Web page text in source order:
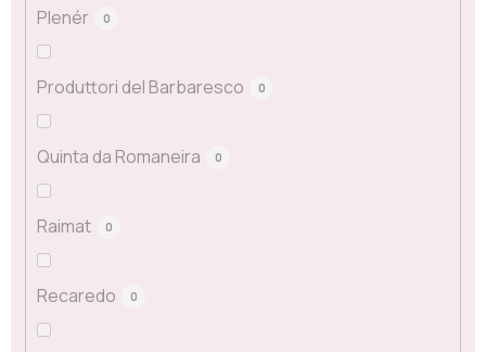
Plenér 0
Produttori del Barbaresco 0
Quinta da Romaneira 0
Raimat 0
Recaredo 0